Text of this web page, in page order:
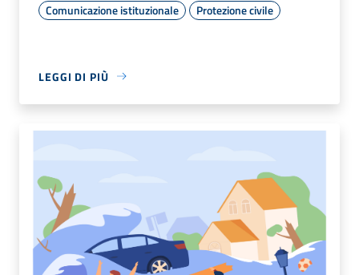
Comunicazione istituzionale
Protezione civile
LEGGI DI PIÙ